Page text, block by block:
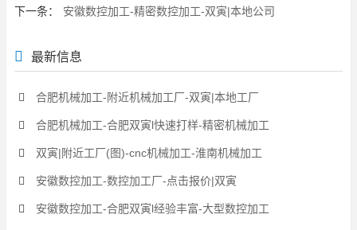
下一条：
安徽数控加工-精密数控加工-双寅|本地公司
最新信息
合肥机械加工-附近机械加工厂-双寅|本地工厂
合肥机械加工-合肥双寅l快速打样-精密机械加工
双寅|附近工厂(图)-cnc机械加工-淮南机械加工
安徽数控加工-数控加工厂-点击报价|双寅
安徽数控加工-合肥双寅l经验丰富-大型数控加工